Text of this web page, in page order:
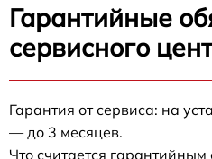
Гарантийные
сервисного
Гарантия от сервиса: на
— до 3 месяцев.
Что считается гарантийным